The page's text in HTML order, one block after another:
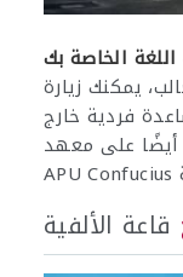
الخاصة بك
يمكنك زيارة
فردية خارج
أيضًا على معهد
قاعة الألفية